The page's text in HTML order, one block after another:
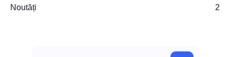
Noutăți 2